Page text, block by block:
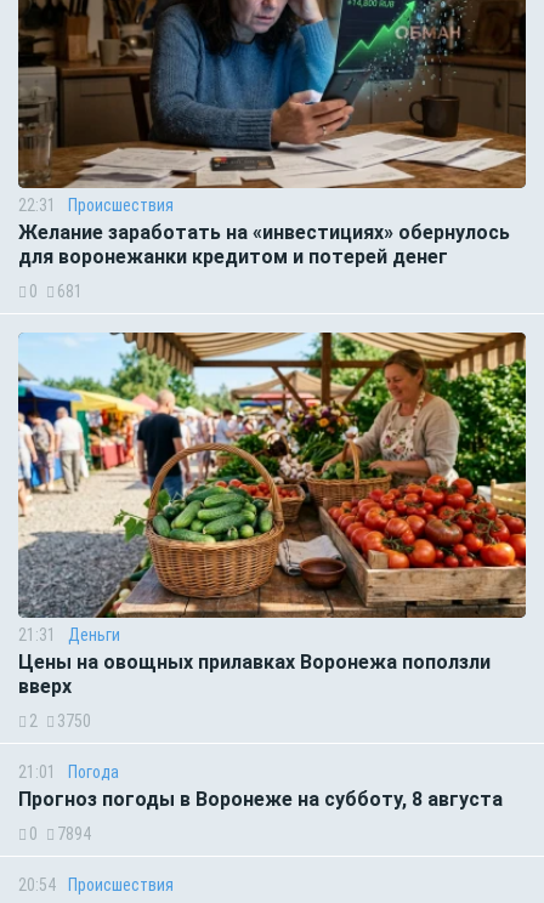
22:31 Происшествия
Желание заработать на «инвестициях» обернулось
для воронежанки кредитом и потерей денег
0 681
21:31 Деньги
Цены на овощных прилавках Воронежа поползли
вверх
2 3750
21:01 Погода
Прогноз погоды в Воронеже на субботу, 8 августа
0 7894
20:54 Происшествия